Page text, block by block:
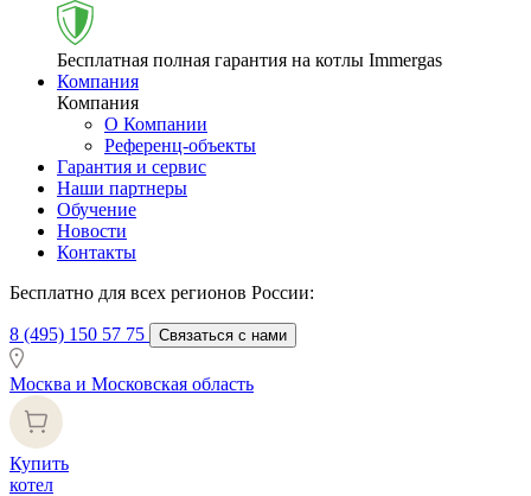
Бесплатная полная гарантия на котлы Immergas
Компания
Компания
О Компании
Референц-объекты
Гарантия и сервис
Наши партнеры
Обучение
Новости
Контакты
Бесплатно для всех регионов России:
8 (495) 150 57 75 Связаться с нами
Москва и Московская область
Купить
котел